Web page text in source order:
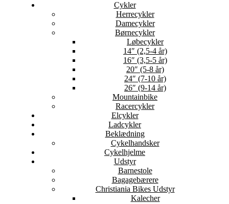
Cykler
Herrecykler
Damecykler
Børnecykler
Løbecykler
14″ (2,5-4 år)
16″ (3,5-5 år)
20″ (5-8 år)
24″ (7-10 år)
26″ (9-14 år)
Mountainbike
Racercykler
Elcykler
Ladcykler
Beklædning
Cykelhandsker
Cykelhjelme
Udstyr
Barnestole
Bagagebærere
Christiania Bikes Udstyr
Kalecher